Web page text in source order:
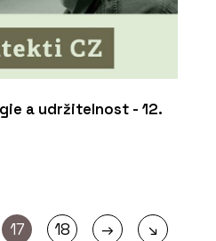
a udržitelnost - 12.
17 18 → ↘